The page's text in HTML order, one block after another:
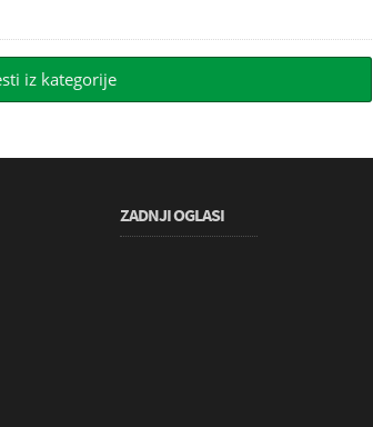
iz kategorije
ZADNJI OGLASI